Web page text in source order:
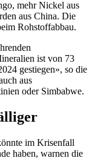
mehr Nickel aus
aus China. Die
Rohstoffabbau.
ist von 73
gestiegen», so die
aus
oder Simbabwe.
im Krisenfall
haben, warnen die